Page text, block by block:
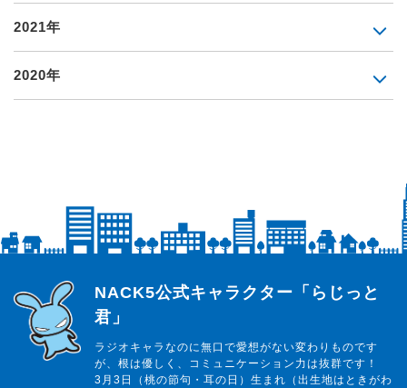
2021年
2020年
らじっと君
NACK5公式キャラクター「らじっと
君」
ラジオキャラなのに無口で愛想がない変わりものです
が、根は優しく、コミュニケーション力は抜群です！
3月3日（桃の節句・耳の日）生まれ（出生地はときがわ